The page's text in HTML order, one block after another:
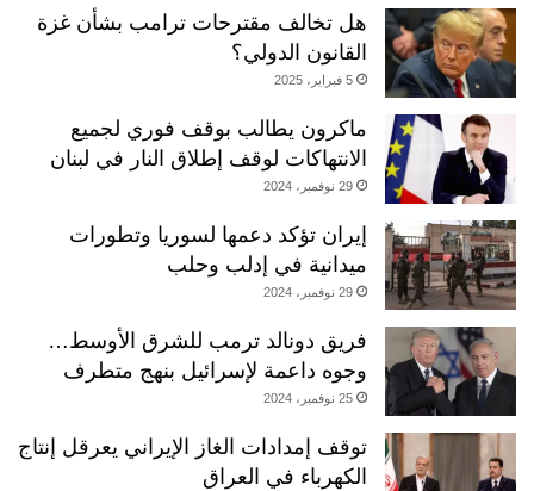
هل تخالف مقترحات ترامب بشأن غزة
القانون الدولي؟
5 فبراير، 2025
ماكرون يطالب بوقف فوري لجميع
الانتهاكات لوقف إطلاق النار في لبنان
29 نوفمبر، 2024
إيران تؤكد دعمها لسوريا وتطورات
ميدانية في إدلب وحلب
29 نوفمبر، 2024
فريق دونالد ترمب للشرق الأوسط…
وجوه داعمة لإسرائيل بنهج متطرف
25 نوفمبر، 2024
توقف إمدادات الغاز الإيراني يعرقل إنتاج
الكهرباء في العراق